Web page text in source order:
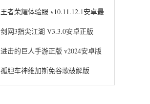
王者荣耀体验服 v10.11.12.1安卓最
剑网3指尖江湖 V3.3.0安卓正版
进击的巨人手游正版 v2024安卓版
孤胆车神维加斯免谷歌破解版